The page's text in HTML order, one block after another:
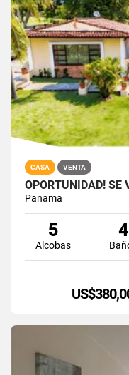
CASA VENTA
Panama
5
Alcobas
4